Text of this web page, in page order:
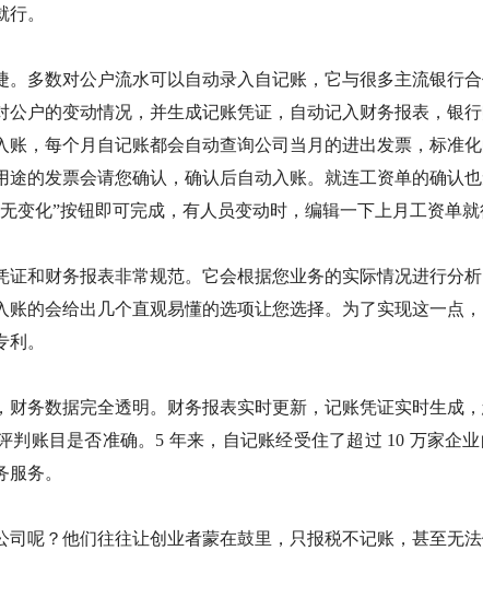
。
。多数对公户流水可以自动录入自记账，它与很多主流银行
公户的变动情况，并生成记账凭证，自动记入财务报表，银
账，每个月自记账都会自动查询公司当月的进出发票，标准
途的发票会请您确认，确认后自动入账。就连工资单的确认
变化”按钮即可完成，有人员变动时，编辑一下上月工资单就
证和财务报表非常规范。它会根据您业务的实际情况进行分
账的会给出几个直观易懂的选项让您选择。为了实现这一点
。
财务数据完全透明。财务报表实时更新，记账凭证实时生成
判账目是否准确。5 年来，自记账经受住了超过 10 万家企业
务。
司呢？他们往往让创业者蒙在鼓里，只报税不记账，甚至无